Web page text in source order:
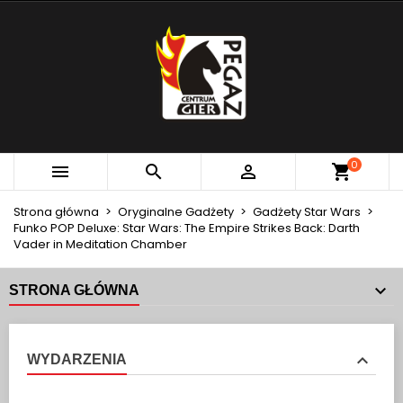
   0
Strona główna Oryginalne Gadżety
Gadżety Star Wars
Funko POP Deluxe: Star Wars: The Empire Strikes Back: Darth
Vader in Meditation Chamber
STRONA GŁÓWNA
WYDARZENIA
MOJE LISTY ŻYCZEŃ
Utwórz nową listę
UTWÓRZ LISTĘ ŻYCZEŃ
Utwórz listę życzeń
ZALOGUJ SIĘ
MUSISZ BYĆ ZALOGOWANY BY ZAPISAĆ PRODUKTY
NA SWOJEJ LIŚCIE ŻYCZEŃ.
Anuluj Zaloguj się